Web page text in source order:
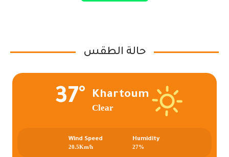
حالة الطقس
Khartoum
Clear
37°
Humidity
27%
Wind Speed
20.5Km/h